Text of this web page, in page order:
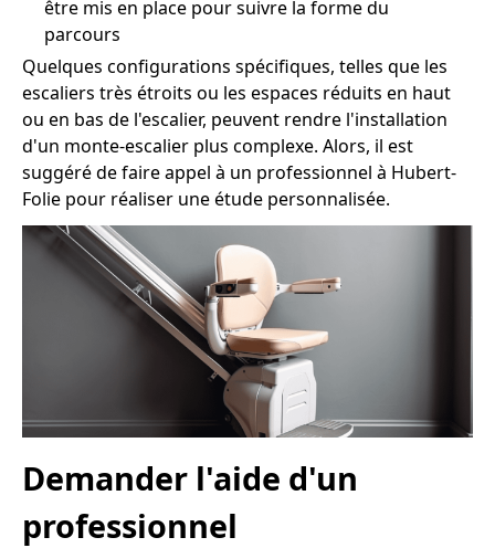
être mis en place pour suivre la forme du
parcours
Quelques configurations spécifiques, telles que les
escaliers très étroits ou les espaces réduits en haut
ou en bas de l'escalier, peuvent rendre l'installation
d'un monte-escalier plus complexe. Alors, il est
suggéré de faire appel à un professionnel à Hubert-
Folie pour réaliser une étude personnalisée.
Demander l'aide d'un
professionnel